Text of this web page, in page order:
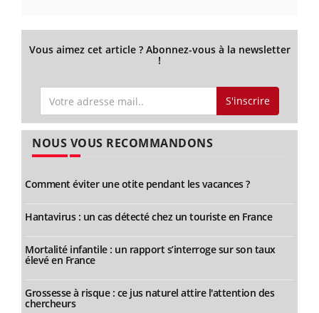
Vous aimez cet article ? Abonnez-vous à la newsletter
!
S'inscrire
NOUS VOUS RECOMMANDONS
Comment éviter une otite pendant les vacances ?
Hantavirus : un cas détecté chez un touriste en France
Mortalité infantile : un rapport s’interroge sur son taux
élevé en France
Grossesse à risque : ce jus naturel attire l'attention des
chercheurs